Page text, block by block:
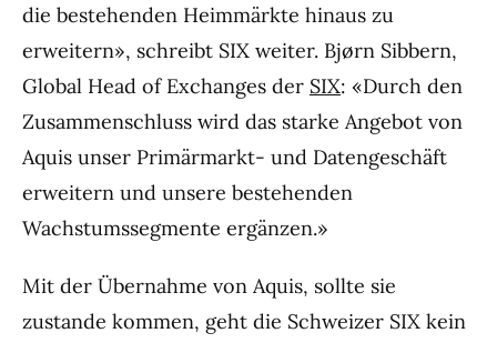
die bestehenden Heimmärkte hinaus zu
erweitern», schreibt SIX weiter. Bjørn Sibbern,
Global Head of Exchanges der SIX: «Durch den
Zusammenschluss wird das starke Angebot von
Aquis unser Primärmarkt- und Datengeschäft
erweitern und unsere bestehenden
Wachstumssegmente ergänzen.»
Mit der Übernahme von Aquis, sollte sie
zustande kommen, geht die Schweizer SIX kein